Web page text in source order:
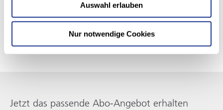
Auswahl erlauben
Nur notwendige Cookies
bieten Ihnen mehr als nur Absicherung – sie sind der
Schlüssel zu maximaler Verfügbarkeit und optimaler Leistung.
Jetzt das passende Abo-Angebot erhalten